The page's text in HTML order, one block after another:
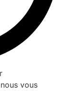
vous